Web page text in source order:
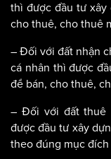
thì được đầu tư xây
cho thuê, cho thuê
– Đối với đất nhận
cá nhân thì được
để bán, cho thuê,
– Đối với đất thuê
được đầu tư xây
theo đúng mục